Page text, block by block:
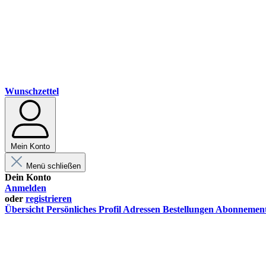
Wunschzettel
Mein Konto
Menü schließen
Dein Konto
Anmelden
oder registrieren
Übersicht Persönliches Profil Adressen Bestellungen